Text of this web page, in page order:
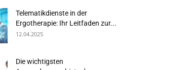
Telematikdienste in der
Ergotherapie: Ihr Leitfaden zur...
12.04.2025
Die wichtigsten